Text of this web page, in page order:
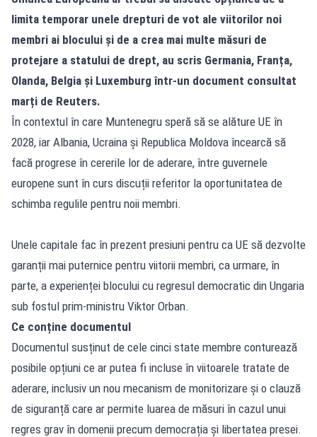
limita temporar unele drepturi de vot ale viitorilor noi
membri ai blocului și de a crea mai multe măsuri de
protejare a statului de drept, au scris Germania, Franța,
Olanda, Belgia și Luxemburg într-un document consultat
marți de Reuters.
În contextul în care Muntenegru speră să se alăture UE în
2028, iar Albania, Ucraina și Republica Moldova încearcă să
facă progrese în cererile lor de aderare, între guvernele
europene sunt în curs discuții referitor la oportunitatea de
schimba regulile pentru noii membri.
Unele capitale fac în prezent presiuni pentru ca UE să dezvolte
garanții mai puternice pentru viitorii membri, ca urmare, în
parte, a experienței blocului cu regresul democratic din Ungaria
sub fostul prim-ministru Viktor Orban.
Ce conține documentul
Documentul susținut de cele cinci state membre conturează
posibile opțiuni ce ar putea fi incluse în viitoarele tratate de
aderare, inclusiv un nou mecanism de monitorizare și o clauză
de siguranță care ar permite luarea de măsuri în cazul unui
regres grav în domenii precum democrația și libertatea presei.